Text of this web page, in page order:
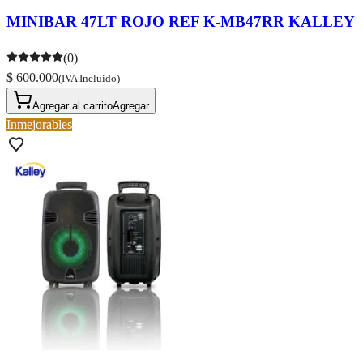
MINIBAR 47LT ROJO REF K-MB47RR KALLEY
(0)
$ 600.000(IVA Incluido)
Agregar al carritoAgregar
Inmejorables